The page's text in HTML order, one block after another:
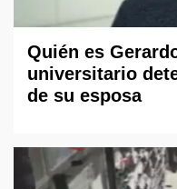
Quién es
universitario
de su esposa